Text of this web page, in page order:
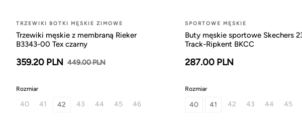
TRZEWIKI BOTKI MĘSKIE ZIMOWE
Trzewiki męskie z membraną Rieker
B3343-00 Tex czarny
359.20 PLN 449.00 PLN
Rozmiar
40 41 42 43 44 45 46
SPORTOWE MĘSKIE
Buty męskie sportowe Skechers
Track-Ripkent BKCC
287.00 PLN
Rozmiar
40 41 42 43 44 45